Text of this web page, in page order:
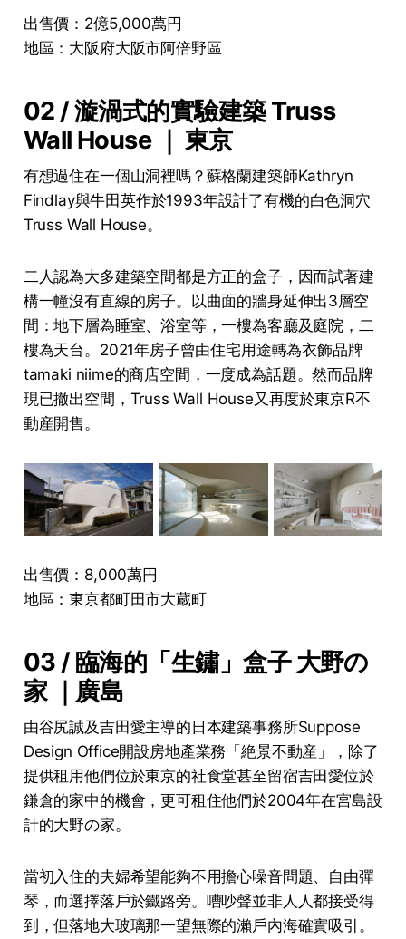
出售價：2億5,000萬円
地區：大阪府大阪市阿倍野區
02 / 漩渦式的實驗建築 Truss
Wall House ｜ 東京
有想過住在一個山洞裡嗎？蘇格蘭建築師Kathryn
Findlay與牛田英作於1993年設計了有機的白色洞穴
Truss Wall House。
二人認為大多建築空間都是方正的盒子，因而試著建
構一幢沒有直線的房子。以曲面的牆身延伸出3層空
間：地下層為睡室、浴室等，一樓為客廳及庭院，二
樓為天台。2021年房子曾由住宅用途轉為衣飾品牌
tamaki niime的商店空間，一度成為話題。然而品牌
現已撤出空間，Truss Wall House又再度於東京R不
動産開售。
出售價：8,000萬円
地區：東京都町田市大蔵町
03 / 臨海的「生鏽」盒子 大野の
家 ｜廣島
由谷尻誠及吉田愛主導的日本建築事務所Suppose
Design Office開設房地產業務「絶景不動産」，除了
提供租用他們位於東京的社食堂甚至留宿吉田愛位於
鎌倉的家中的機會，更可租住他們於2004年在宮島設
計的大野の家。
當初入住的夫婦希望能夠不用擔心噪音問題、自由彈
琴，而選擇落戶於鐵路旁。嘈吵聲並非人人都接受得
到，但落地大玻璃那一望無際的瀨戶內海確實吸引。